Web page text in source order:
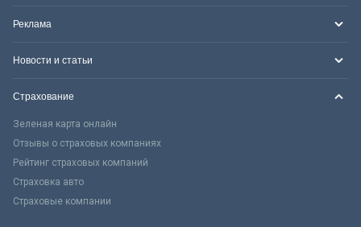
Реклама
Новости и статьи
Страхование
Зеленая карта онлайн
Отзывы о страховых компаниях
Рейтинг страховых компаний
Страховка авто
Страховые компании